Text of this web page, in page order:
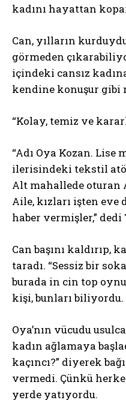
kadını hayattan
Can, yılların
görmeden
içindeki cansız
kendine konuşur gibi
“Kolay, temiz ve
“Adı Oya Kozan. Lise
ilerisindeki tekstil
Alt mahallede oturan
Aile, kızları işten
haber vermişler,”
Can başını kaldırıp,
taradı. “Sessiz bir
burada in cin top
kişi, bunları biliyordu.
Oya’nın vücudu
kadın ağlamaya
kaçıncı?” diyerek
vermedi. Çünkü
yerde yatıyordu.